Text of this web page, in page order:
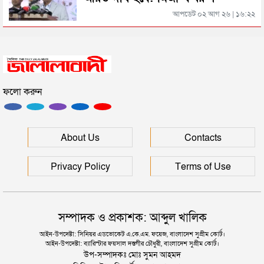
সিলেটের জোড়া ব্রিজের পাশ থেকে আটক ফরহাদ- বাদশা
প্রধানমন্ত্রী
সিলেটে আরও দুইজনের মৃত্যু, হাসপাতালে ৩ শতাধিক
আপডেট ০২ আগ ২৬ | ১৬:২২
ফলো করুন
About Us Contacts
Privacy Policy Terms of Use
সম্পাদক ও প্রকাশক: আব্দুল খালিক
আইন-উপদেষ্টা: সিনিয়র এডভোকেট এ.কে.এম. ফয়েজ, বাংলাদেশ সুপ্রীম কোর্ট।
আইন-উপদেষ্টা: ব্যারিস্টার ফয়সাল দস্তগীর চৌধুরী, বাংলাদেশ সুপ্রীম কোর্ট।
উপ-সম্পাদকঃ মোঃ সুমন আহমদ